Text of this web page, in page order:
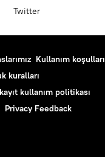
Twitter
Kullanım koşulları
kuralları
kullanım politikası
Privacy Feedback